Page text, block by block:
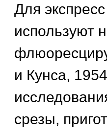
Для
используют
и Кунса,
срезы,